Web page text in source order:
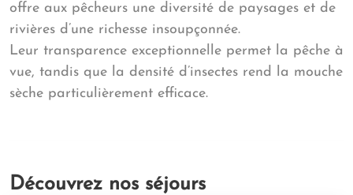
offre aux pêcheurs une diversité de paysages et de
rivières d’une richesse insoupçonnée.
Leur transparence exceptionnelle permet la pêche à
vue, tandis que la densité d’insectes rend la mouche
sèche particulièrement efficace.
Découvrez nos séjours